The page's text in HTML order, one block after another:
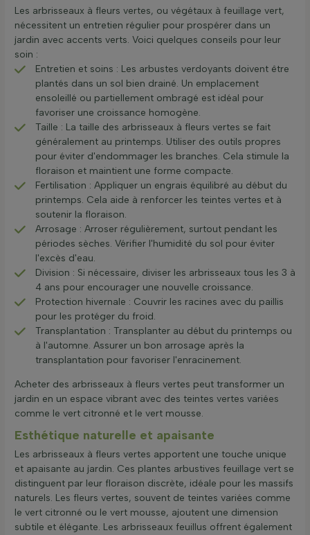
Les arbrisseaux à fleurs vertes, ou végétaux à feuillage vert,
nécessitent un entretien régulier pour prospérer dans un
jardin avec accents verts. Voici quelques conseils pour leur
soin :
Entretien et soins : Les arbustes verdoyants doivent être
plantés dans un sol bien drainé. Un emplacement
ensoleillé ou partiellement ombragé est idéal pour
favoriser une croissance homogène.
Taille : La taille des arbrisseaux à fleurs vertes se fait
généralement au printemps. Utiliser des outils propres
pour éviter d'endommager les branches. Cela stimule la
floraison et maintient une forme compacte.
Fertilisation : Appliquer un engrais équilibré au début du
printemps. Cela aide à renforcer les teintes vertes et à
soutenir la floraison.
Arrosage : Arroser régulièrement, surtout pendant les
périodes sèches. Vérifier l'humidité du sol pour éviter
l'excès d'eau.
Division : Si nécessaire, diviser les arbrisseaux tous les 3 à
4 ans pour encourager une nouvelle croissance.
Protection hivernale : Couvrir les racines avec du paillis
pour les protéger du froid.
Transplantation : Transplanter au début du printemps ou
à l'automne. Assurer un bon arrosage après la
transplantation pour favoriser l'enracinement.
Acheter des arbrisseaux à fleurs vertes peut transformer un
jardin en un espace vibrant avec des teintes vertes variées
comme le vert citronné et le vert mousse.
Esthétique naturelle et apaisante
Les arbrisseaux à fleurs vertes apportent une touche unique
et apaisante au jardin. Ces plantes arbustives feuillage vert se
distinguent par leur floraison discrète, idéale pour les massifs
naturels. Les fleurs vertes, souvent de teintes variées comme
le vert citronné ou le vert mousse, ajoutent une dimension
subtile et élégante. Les arbrisseaux feuillus offrent également